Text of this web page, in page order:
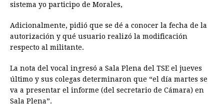
sistema yo participo de Morales,
Adicionalmente, pidió que se dé a conocer la fecha de la
autorización y qué usuario realizó la modificación
respecto al militante.
La nota del vocal ingresó a Sala Plena del TSE el jueves
último y sus colegas determinaron que “el día martes se
va a presentar el informe (del secretario de Cámara) en
Sala Plena”.